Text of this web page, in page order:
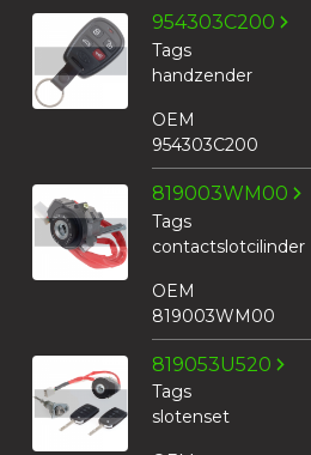
954303C200
Tags
handzender
OEM
954303C200
819003WM00
Tags
contactslotcilinder
OEM
819003WM00
819053U520
Tags
slotenset